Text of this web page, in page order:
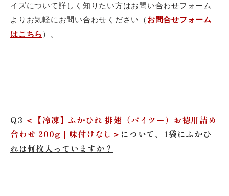
イズについて詳しく知りたい方はお問い合わせフォーム
よりお気軽にお問い合わせください（ お問合せフォーム
はこちら ）。
Q3 ＜【冷凍】ふかひれ 排翅（パイツー）お徳用詰め
合わせ 200g｜味付けなし＞ について、1袋にふかひ
れは何枚入っていますか？